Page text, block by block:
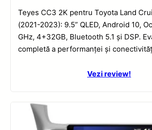
Teyes CC3 2K pentru Toyota Land
(2021-2023): 9.5” QLED, Android 10,
GHz, 4+32GB, Bluetooth 5.1 și DSP.
completă a performanței și
Vezi review!